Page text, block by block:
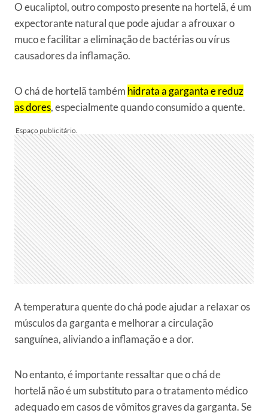
O eucaliptol, outro composto presente na hortelã, é um
expectorante natural que pode ajudar a afrouxar o
muco e facilitar a eliminação de bactérias ou vírus
causadores da inflamação.
O chá de hortelã também hidrata a garganta e reduz
as dores, especialmente quando consumido a quente.
A temperatura quente do chá pode ajudar a relaxar os
músculos da garganta e melhorar a circulação
sanguínea, aliviando a inflamação e a dor.
No entanto, é importante ressaltar que o chá de
hortelã não é um substituto para o tratamento médico
adequado em casos de vômitos graves da garganta. Se